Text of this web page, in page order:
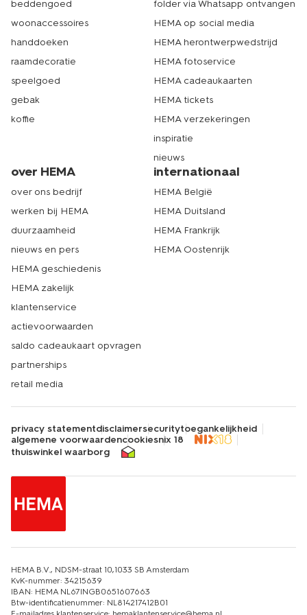
beddengoed
woonaccessoires
handdoeken
raamdecoratie
speelgoed
gebak
koffie
folder via Whatsapp ontvangen
HEMA op social media
HEMA herontwerpwedstrijd
HEMA fotoservice
HEMA cadeaukaarten
HEMA tickets
HEMA verzekeringen
inspiratie
nieuws
over HEMA
over ons bedrijf
werken bij HEMA
duurzaamheid
nieuws en pers
HEMA geschiedenis
HEMA zakelijk
klantenservice
actievoorwaarden
saldo cadeaukaart opvragen
partnerships
retail media
internationaal
HEMA België
HEMA Duitsland
HEMA Frankrijk
HEMA Oostenrijk
privacy statementdisclaimersecuritytoegankelijkheid
algemene voorwaardencookiesnix 18
thuiswinkel waarborg
HEMA B.V., NDSM-straat 10,1033 SB Amsterdam
KvK-nummer: 34215639
IBAN: HEMA NL67INGB0651607663
Btw-identificatienummer: NL814217412B01